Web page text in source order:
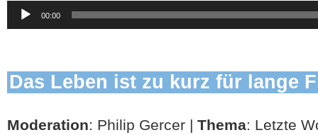
Audio-
Player
00:00
Das Leben ist zu kurz für lange
Moderation: Philip Gercer | Thema: Letzte